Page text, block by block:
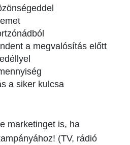
a megvalósítás előtt
a siker kulcsa
marketinget is, ha
(TV, rádió